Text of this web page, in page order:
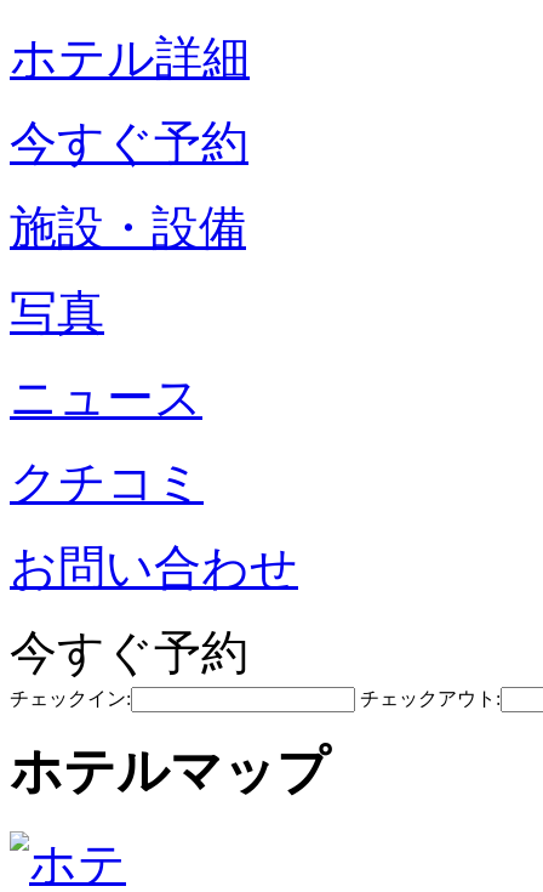
ホテル詳細
今すぐ予約
施設・設備
写真
ニュース
クチコミ
お問い合わせ
今すぐ予約
チェックイン: チェックアウト:
ホテルマップ